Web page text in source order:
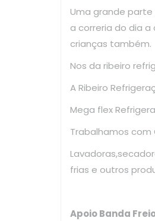
Uma grande
a correria do dia
crianças também.
Nos da ribeiro
A Ribeiro
Mega flex
Trabalhamos com
frias e outros
Apoio Banda